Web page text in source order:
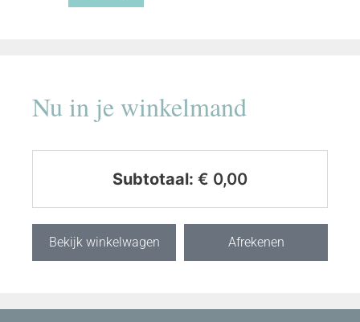
Nu in je winkelmand
Subtotaal: € 0,00
Bekijk winkelwagen Afrekenen